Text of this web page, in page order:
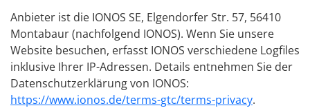
Anbieter ist die IONOS SE, Elgendorfer Str. 57, 56410
Montabaur (nachfolgend IONOS). Wenn Sie unsere
Website besuchen, erfasst IONOS verschiedene Logfiles
inklusive Ihrer IP-Adressen. Details entnehmen Sie der
Datenschutzerklärung von IONOS:
https://www.ionos.de/terms-gtc/terms-privacy.